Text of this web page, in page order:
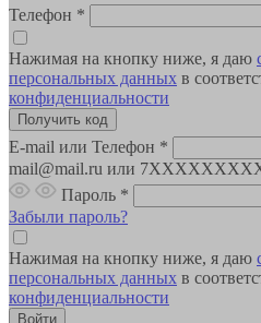
Телефон *
Нажимая на кнопку ниже, я даю
персональных данных в
конфиденциальности
E-mail или Телефон *
mail@mail.ru или
Пароль *
Забыли пароль?
Нажимая на кнопку ниже, я даю
персональных данных в
конфиденциальности